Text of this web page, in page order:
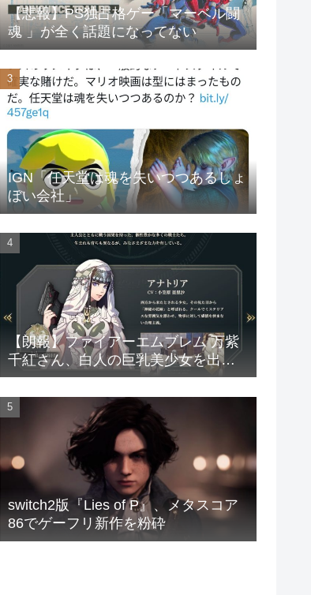
【悲報】PS独占格ゲー「マーベル闘
魂 」が全く話題になってない
IGN「任天堂は魂を失いつつあるしょ
ぼい会社」
【朗報】ファイアーエムブレム 万紫
千紅さん、白人の巨乳美少女を出し
てしまうwww
switch2版『Lies of P』、メタスコア
86でゲーフリ新作を粉砕